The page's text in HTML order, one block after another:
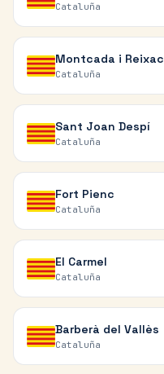
Cataluña
Montcada i Reixac
Cataluña
Sant Joan Despí
Cataluña
Fort Pienc
Cataluña
El Carmel
Cataluña
Barberà del Vallès
Cataluña